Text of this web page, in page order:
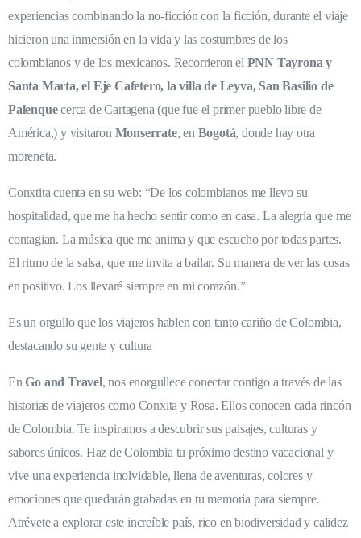
experiencias combinando la no-ficción con la ficción, durante el viaje
hicieron una inmersión en la vida y las costumbres de los
colombianos y de los mexicanos. Recorrieron el PNN Tayrona y
Santa Marta, el Eje Cafetero, la villa de Leyva, San Basilio de
Palenquecerca de Cartagena (que fue el primer pueblo libre de
América,) y visitaron Monserrate, en Bogotá, donde hay otra
moreneta.
Conxtita cuenta en su web: “De los colombianos me llevo su
hospitalidad, que me ha hecho sentir como en casa. La alegría que me
contagian. La música que me anima y que escucho por todas partes.
El ritmo de la salsa, que me invita a bailar. Su manera de ver las cosas
en positivo. Los llevaré siempre en mi corazón.”
Es un orgullo que los viajeros hablen con tanto cariño de Colombia,
destacando su gente y cultura
EnGo and Travel, nos enorgullece conectar contigo a través de las
historias de viajeros como Conxita y Rosa. Ellos conocen cada rincón
de Colombia. Te inspiramos a descubrir sus paisajes, culturas y
sabores únicos. Haz de Colombia tu próximo destino vacacional y
vive una experiencia inolvidable, llena de aventuras, colores y
emociones que quedarán grabadas en tu memoria para siempre.
Atrévete a explorar este increíble país, rico en biodiversidad y calidez